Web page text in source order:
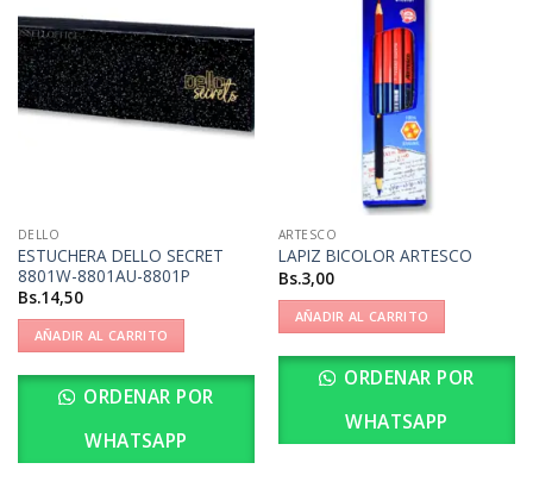
DELLO
ESTUCHERA DELLO SECRET
8801W-8801AU-8801P
Bs.14,50
AÑADIR AL CARRITO
ORDENAR POR
WHATSAPP
ARTESCO
LAPIZ BICOLOR ARTESCO
Bs.3,00
AÑADIR AL CARRITO
ORDENAR POR
WHATSAPP